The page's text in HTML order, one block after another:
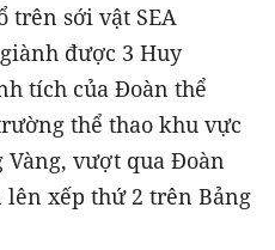
trên sới vật SEA
được 3 Huy
tích của Đoàn thể
thể thao khu vực
vượt qua Đoàn
xếp thứ 2 trên Bảng